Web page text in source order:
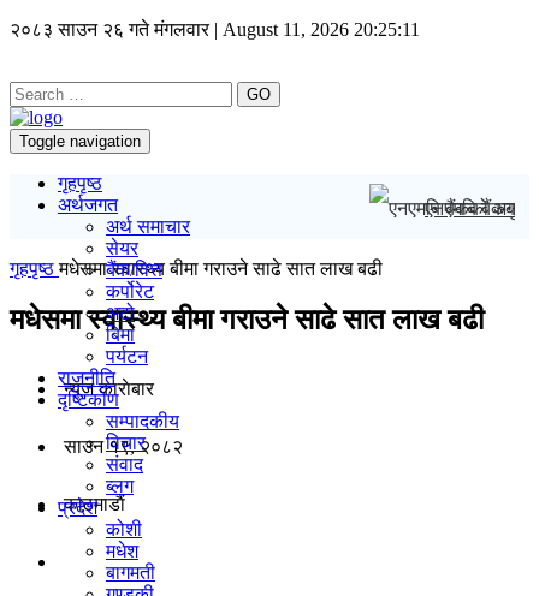
२०८३ साउन २६ गते मंगलवार | August 11, 2026 20:25:11
GO
Toggle navigation
गृहपृष्ठ
अर्थजगत
अर्थ समाचार
सेयर
बैंक/वित्त
कर्पोरेट
अटो
बिमा
पर्यटन
राजनीति
दृष्टिकोण
सम्पादकीय
विचार
संवाद
ब्लग
प्रदेश
कोशी
मधेश
बागमती
एनएमबि बैंकको
गृहपृष्ठमधेसमा स्वास्थ्य बीमा गराउने साढे सात लाख बढी
मधेसमा स्वास्थ्य बीमा गराउने साढे सात लाख बढी
न्यूज काराेबार
साउन १९, २०८२
काठमाडाैं